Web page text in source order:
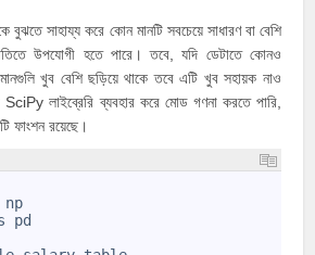
সাহায্য করে কোন মানটি সবচেয়ে সাধারণ বা বেশি
উপযোগী হতে পারে। তবে, যদি ডেটাতে কোনও
খুব বেশি ছড়িয়ে থাকে তবে এটি খুব সহায়ক নাও
লাইব্রেরি ব্যবহার করে মোড গণনা করতে পারি,
ফাংশন রয়েছে।
np
pd